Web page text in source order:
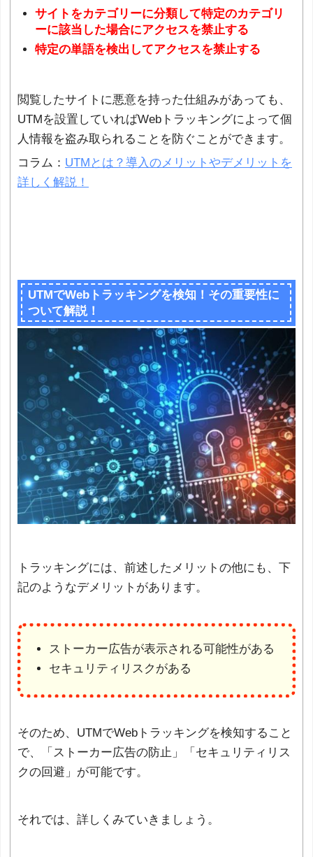
サイトをカテゴリーに分類して特定のカテゴリ
ーに該当した場合にアクセスを禁止する
特定の単語を検出してアクセスを禁止する
閲覧したサイトに悪意を持った仕組みがあっても、
UTMを設置していればWebトラッキングによって個
人情報を盗み取られることを防ぐことができます。
コラム： UTMとは？導入のメリットやデメリットを
詳しく解説！
UTMでWebトラッキングを検知！その重要性に
ついて解説！
トラッキングには、前述したメリットの他にも、下
記のようなデメリットがあります。
ストーカー広告が表示される可能性がある
セキュリティリスクがある
そのため、UTMでWebトラッキングを検知すること
で、「ストーカー広告の防止」「セキュリティリス
クの回避」が可能です。
それでは、詳しくみていきましょう。